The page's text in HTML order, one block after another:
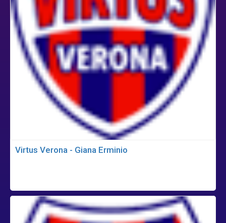
Virtus Verona - Giana Erminio